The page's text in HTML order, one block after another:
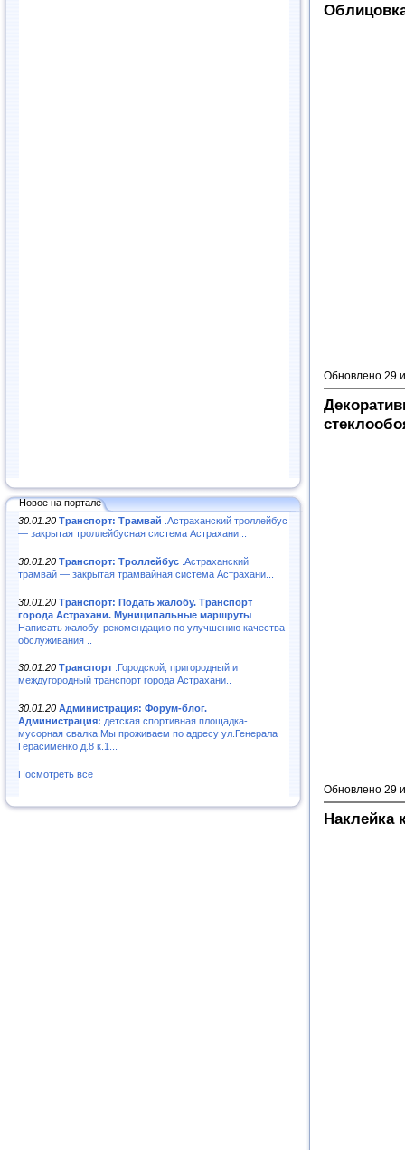
Новое на портале
30.01.20 Транспорт: Трамвай .Астраханский троллейбус
— закрытая троллейбусная система Астрахани...
30.01.20 Транспорт: Троллейбус .Астраханский
трамвай — закрытая трамвайная система Астрахани...
30.01.20 Транспорт: Подать жалобу. Транспорт
города Астрахани. Муниципальные маршруты
Написать жалобу, рекомендацию по улучшению качества
обслуживания ..
30.01.20 Транспорт .Городской, пригородный и
междугородный транспорт города Астрахани..
30.01.20 Администрация: Форум-блог.
Администрация: детская спортивная площадка-
мусорная свалка.Мы проживаем по адресу ул.Генерала
Герасименко д.8 к.1...
Посмотреть все
Обновлено 29
Обновлено 29
Наклейка